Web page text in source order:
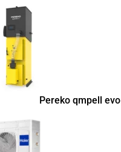
Pereko qmpell evo